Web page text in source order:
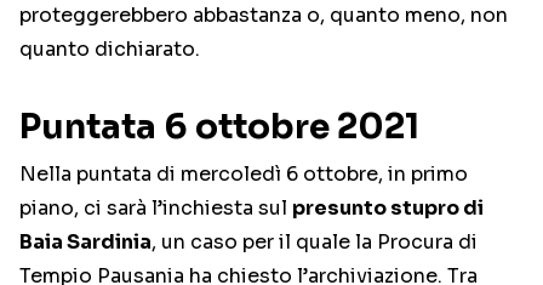
proteggerebbero abbastanza o, quanto meno, non
quanto dichiarato.
Puntata 6 ottobre 2021
Nella puntata di mercoledì 6 ottobre, in primo
piano, ci sarà l’inchiesta sul presunto stupro di
Baia Sardinia, un caso per il quale la Procura di
Tempio Pausania ha chiesto l’archiviazione. Tra